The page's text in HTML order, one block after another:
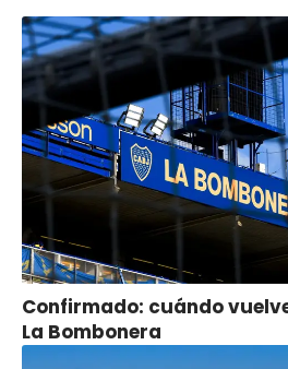
Confirmado: cuándo
La Bombonera